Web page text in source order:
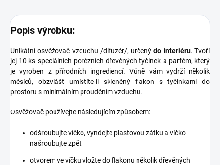
Popis výrobku:
Unikátní osvěžovač vzduchu /difuzér/, určenýdo interiéru. Tvoří
jej 10 ks speciálních porézních dřevěných tyčinek a parfém, který
je vyroben z přírodních ingrediencí. Vůně vám vydrží několik
měsíců, obzvlášť umístíte-li skleněný flakon s tyčinkami do
prostoru s minimálním prouděním vzduchu.
Osvěžovač používejte následujícím způsobem:
odšroubujte víčko, vyndejte plastovou zátku a víčko
našroubujte zpět
otvorem ve víčku vložte do flakonu několik dřevěných